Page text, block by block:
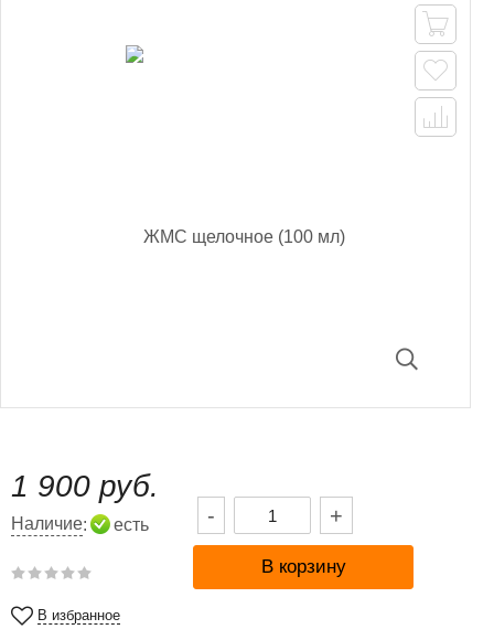



1 900 руб.
Наличие: есть
В избранное
- +